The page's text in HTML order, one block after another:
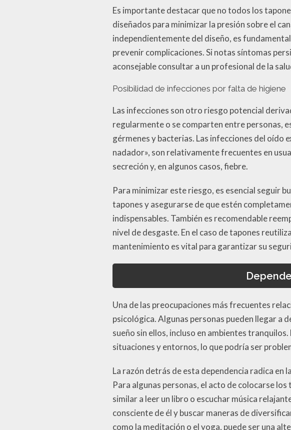
Es importante destacar que no todos los
diseñados para minimizar la presión sobre el
independientemente del diseño, es
prevenir complicaciones. Si notas síntomas
aconsejable consultar a un profesional de la
Posibilidad de infecciones por falta de higiene
Las infecciones son otro riesgo potencial
regularmente o se comparten entre personas,
gérmenes y bacterias. Las infecciones del
nadador», son relativamente frecuentes en
secreción y, en algunos casos, fiebre.
Para minimizar este riesgo, es esencial seguir
tapones y asegurarse de que estén
indispensables. También es recomendable
nivel de desgaste. En el caso de tapones
mantenimiento es vital para garantizar su
Una de las preocupaciones más frecuentes
psicológica. Algunas personas pueden llegar a
sueño sin ellos, incluso en ambientes
situaciones y entornos, lo que podría ser
La razón detrás de esta dependencia radica en
Para algunas personas, el acto de colocarse
similar a leer un libro o escuchar música
consciente de él y buscar maneras de
como la meditación o el yoga, puede ser una